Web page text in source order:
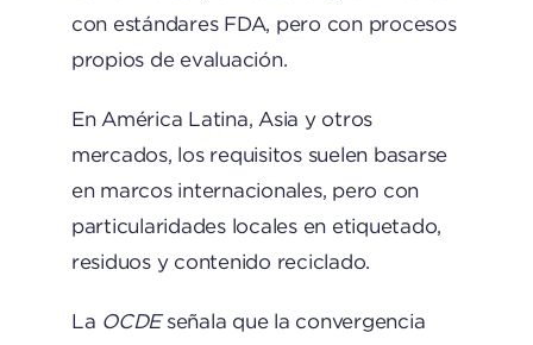
con estándares FDA, pero con procesos
propios de evaluación.
En América Latina, Asia y otros
mercados, los requisitos suelen basarse
en marcos internacionales, pero con
particularidades locales en etiquetado,
residuos y contenido reciclado.
La OCDEseñala que la convergencia